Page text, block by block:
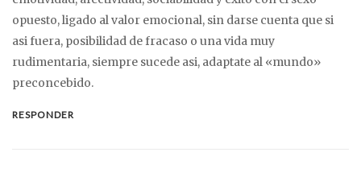
opuesto, ligado al valor emocional, sin darse cuenta que si
asi fuera, posibilidad de fracaso o una vida muy
rudimentaria, siempre sucede asi, adaptate al «mundo»
preconcebido.
RESPONDER